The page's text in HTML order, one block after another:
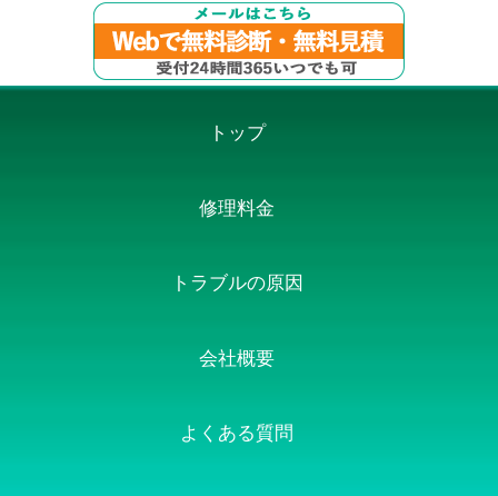
トップ
修理料金
トラブルの原因
会社概要
よくある質問